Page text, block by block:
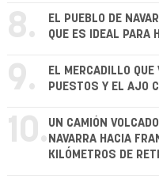
8.
EL PUEBLO DE
QUE ES IDEAL PARA
9.
EL MERCADILLO
PUESTOS Y EL AJO
10. UN CAMIÓN
NAVARRA HACIA
KILÓMETROS DE